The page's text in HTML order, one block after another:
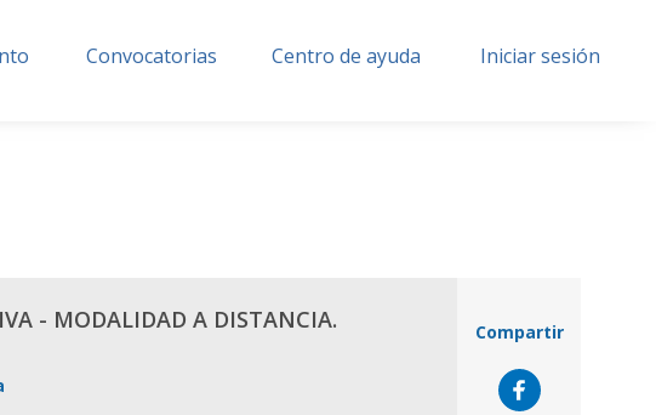
Convocatorias Centro de ayuda Iniciar sesión
- MODALIDAD A DISTANCIA. Compartir